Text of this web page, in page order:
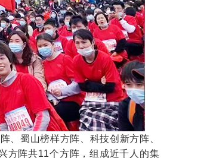
蜀山榜样方阵、科技创新方阵、
方阵共11个方阵，组成近千人的集